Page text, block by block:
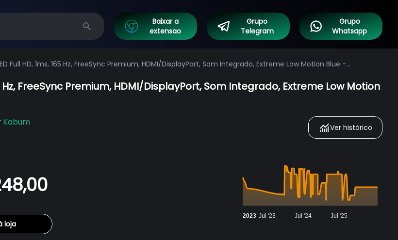
Search
Baixar a
extensao
Grupo
Telegram
Grupo
Whatsapp
Full HD, 1ms, 165 Hz, FreeSync Premium, HDMI/DisplayPort, Som Integrado, Extreme Low Motion Blue -
Hz, FreeSync Premium, HDMI/DisplayPort, Som Integrado, Extreme Low Motion
Kabum
loja
Ver histórico
2023 Jul '23 Jul '24 Jul '25